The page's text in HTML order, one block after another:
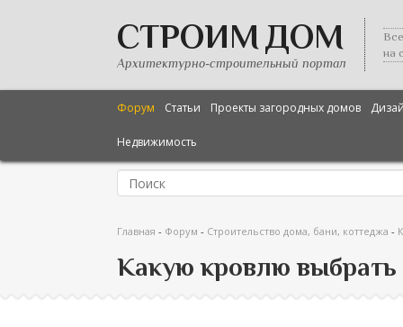
СТРОИМ ДОМ
Архитектурно-строительный портал
на
Форум Статьи Проекты загородных домов
Недвижимость
Главная - Форум - Строительство дома, бани, коттеджа -
Какую кровлю